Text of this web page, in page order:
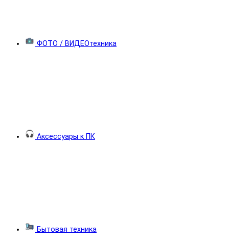
ФОТО / ВИДЕОтехника
Аксессуары к ПК
Бытовая техника